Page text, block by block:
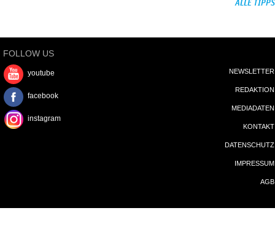
ALLE TIPPS
FOLLOW US
youtube
facebook
instagram
NEWSLETTER
REDAKTION
MEDIADATEN
KONTAKT
DATENSCHUTZ
IMPRESSUM
AGB